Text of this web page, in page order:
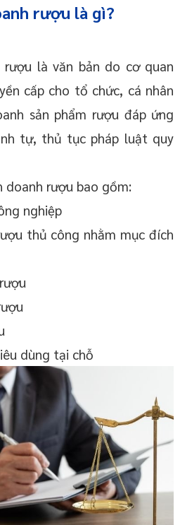
rượu là gì?
rượu là văn bản do cơ quan
cấp cho tổ chức, cá nhân
sản phẩm rượu đáp ứng
tự, thủ tục pháp luật quy
doanh rượu bao gồm:
nghiệp
thủ công nhằm mục đích
dùng tại chỗ